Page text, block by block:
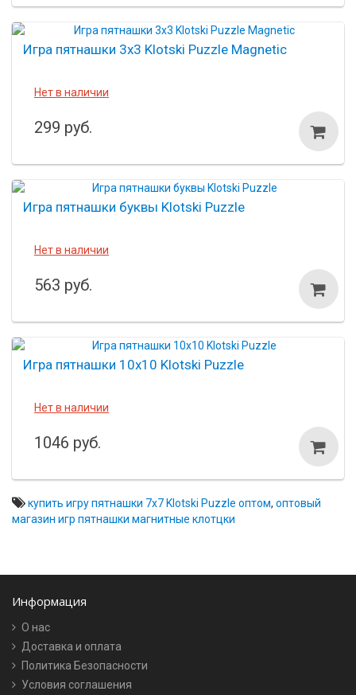
Игра пятнашки 3х3 Klotski Puzzle Magnetic
Нет в наличии
299 руб.
Игра пятнашки буквы Klotski Puzzle
Нет в наличии
563 руб.
Игра пятнашки 10х10 Klotski Puzzle
Нет в наличии
1046 руб.
купить игру пятнашки 7х7 Klotski Puzzle оптом, оптовый
магазин игр пятнашки магнитные клотцки
Информация
О нас
Доставка и оплата
Политика Безопасности
Условия соглашения